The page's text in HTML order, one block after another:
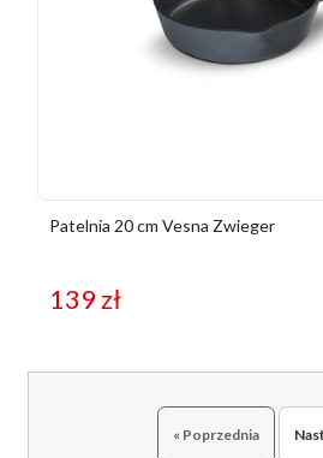
Patelnia 20 cm Vesna Zwieger
139zł
« Poprzednia